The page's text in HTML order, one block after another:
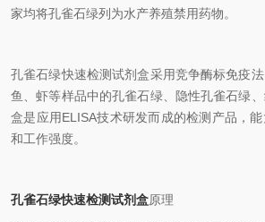
家均将孔雀石绿列为水产养殖禁用药物。
孔雀石绿快速检测试剂盒采用竞争酶标免疫
鱼、虾等样品中的孔雀石绿、隐性孔雀石绿
盒是应用ELISA技术研发而成的检测产品，
和工作强度。
孔雀石绿快速检测试剂盒原理